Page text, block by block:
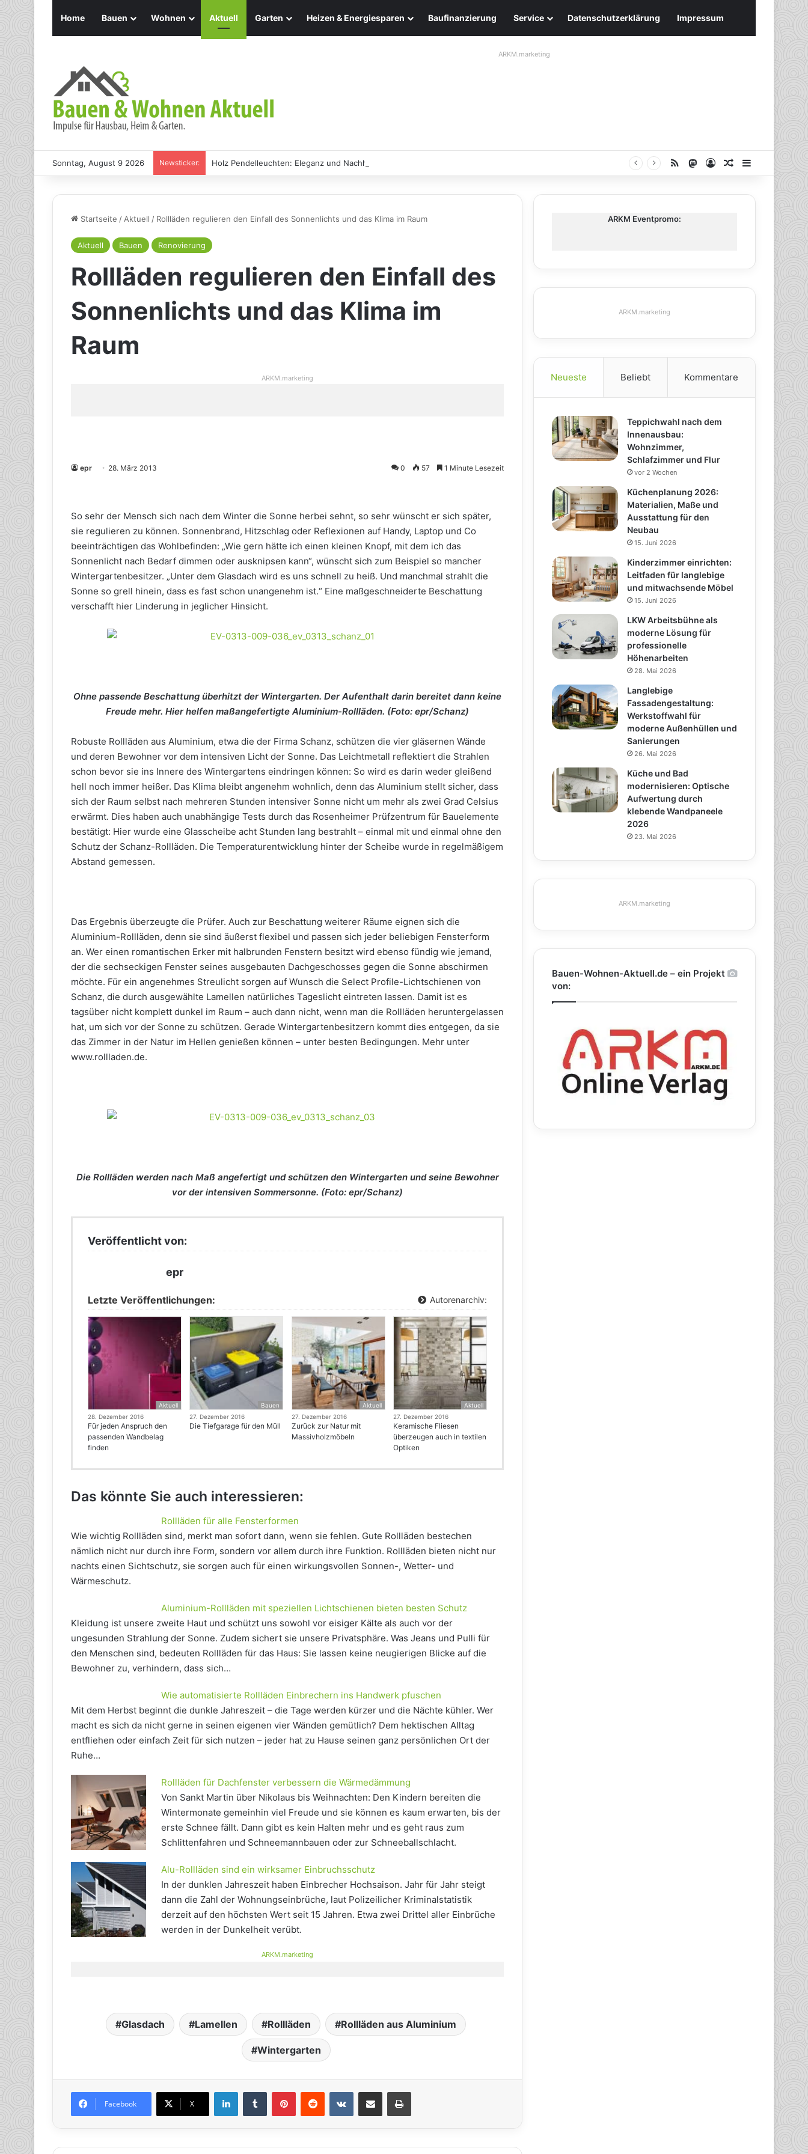
Home Bauen Wohnen Aktuell Garten Heizen & Energiesparen Baufinanzierung Service Datenschutzerklärung Impressum
ARKM.marketing
Sonntag, August 9 2026 Newsticker: Holz Pendelleuchten: Eleganz und Nachhaltigkeit für Ihr Zuhause RSS Mastodon
AnmeldenZufälliger
Startseite /Aktuell / Rollläden regulieren den Einfall des Sonnenlichts und das Klima im Raum
Aktuell Bauen Renovierung
Rollläden regulieren den Einfall des
Sonnenlichts und das Klima im
Raum
ARKM.marketing
epr 28. März 2013 0 57 1 Minute Lesezeit
So sehr der Mensch sich nach dem Winter die Sonne herbei sehnt, so sehr wünscht er sich später,
sie regulieren zu können. Sonnenbrand, Hitzschlag oder Reflexionen auf Handy, Laptop und Co
beeinträchtigen das Wohlbefinden: „Wie gern hätte ich einen kleinen Knopf, mit dem ich das
Sonnenlicht nach Bedarf dimmen oder ausknipsen kann“, wünscht sich zum Beispiel so mancher
Wintergartenbesitzer. „Unter dem Glasdach wird es uns schnell zu heiß. Und manchmal strahlt die
Sonne so grell hinein, dass es fast schon unangenehm ist.“ Eine maßgeschneiderte Beschattung
verschafft hier Linderung in jeglicher Hinsicht.
Ohne passende Beschattung überhitzt der Wintergarten. Der Aufenthalt darin bereitet dann keine
Freude mehr. Hier helfen maßangefertigte Aluminium-Rollläden. (Foto: epr/Schanz)
Robuste Rollläden aus Aluminium, etwa die der Firma Schanz, schützen die vier gläsernen Wände
und deren Bewohner vor dem intensiven Licht der Sonne. Das Leichtmetall reflektiert die Strahlen
schon bevor sie ins Innere des Wintergartens eindringen können: So wird es darin weder gleißend
hell noch immer heißer. Das Klima bleibt angenehm wohnlich, denn das Aluminium stellt sicher, dass
sich der Raum selbst nach mehreren Stunden intensiver Sonne nicht um mehr als zwei Grad Celsius
erwärmt. Dies haben auch unabhängige Tests durch das Rosenheimer Prüfzentrum für Bauelemente
bestätigt: Hier wurde eine Glasscheibe acht Stunden lang bestrahlt – einmal mit und einmal ohne den
Schutz der Schanz-Rollläden. Die Temperaturentwicklung hinter der Scheibe wurde in regelmäßigem
Abstand gemessen.
Das Ergebnis überzeugte die Prüfer. Auch zur Beschattung weiterer Räume eignen sich die
Aluminium-Rollläden, denn sie sind äußerst flexibel und passen sich jeder beliebigen Fensterform
an. Wer einen romantischen Erker mit halbrunden Fenstern besitzt wird ebenso fündig wie jemand,
der die sechseckigen Fenster seines ausgebauten Dachgeschosses gegen die Sonne abschirmen
möchte. Für ein angenehmes Streulicht sorgen auf Wunsch die Select Profile-Lichtschienen von
Schanz, die durch ausgewählte Lamellen natürliches Tageslicht eintreten lassen. Damit ist es
tagsüber nicht komplett dunkel im Raum – auch dann nicht, wenn man die Rollläden heruntergelassen
hat, um sich vor der Sonne zu schützen. Gerade Wintergartenbesitzern kommt dies entgegen, da sie
das Zimmer in der Natur im Hellen genießen können – unter besten Bedingungen. Mehr unter
www.rollladen.de.
Die Rollläden werden nach Maß angefertigt und schützen den Wintergarten und seine Bewohner
vor der intensiven Sommersonne. (Foto: epr/Schanz)
Veröffentlicht von:
epr
Letzte Veröffentlichungen: Autorenarchiv:
Aktuell
28. Dezember 2016
Für jeden Anspruch den
passenden Wandbelag
finden
Bauen
27. Dezember 2016
Die Tiefgarage für den Müll
Aktuell
27. Dezember 2016
Zurück zur Natur mit
Massivholzmöbeln
Aktuell
27. Dezember 2016
Keramische Fliesen
überzeugen auch in textilen
Optiken
Das könnte Sie auch interessieren:
Rollläden für alle Fensterformen
Wie wichtig Rollläden sind, merkt man sofort dann, wenn sie fehlen. Gute Rollläden bestechen
nämlich nicht nur durch ihre Form, sondern vor allem durch ihre Funktion. Rollläden bieten nicht nur
nachts einen Sichtschutz, sie sorgen auch für einen wirkungsvollen Sonnen-, Wetter- und
Wärmeschutz.
Aluminium-Rollläden mit speziellen Lichtschienen bieten besten Schutz
Kleidung ist unsere zweite Haut und schützt uns sowohl vor eisiger Kälte als auch vor der
ungesunden Strahlung der Sonne. Zudem sichert sie unsere Privatsphäre. Was Jeans und Pulli für
den Menschen sind, bedeuten Rollläden für das Haus: Sie lassen keine neugierigen Blicke auf die
Bewohner zu, verhindern, dass sich…
Wie automatisierte Rollläden Einbrechern ins Handwerk pfuschen
Mit dem Herbst beginnt die dunkle Jahreszeit – die Tage werden kürzer und die Nächte kühler. Wer
macht es sich da nicht gerne in seinen eigenen vier Wänden gemütlich? Dem hektischen Alltag
entfliehen oder einfach Zeit für sich nutzen – jeder hat zu Hause seinen ganz persönlichen Ort der
Ruhe…
Rollläden für Dachfenster verbessern die Wärmedämmung
Von Sankt Martin über Nikolaus bis Weihnachten: Den Kindern bereiten die
Wintermonate gemeinhin viel Freude und sie können es kaum erwarten, bis der
erste Schnee fällt. Dann gibt es kein Halten mehr und es geht raus zum
Schlittenfahren und Schneemannbauen oder zur Schneeballschlacht.
Alu-Rollläden sind ein wirksamer Einbruchsschutz
In der dunklen Jahreszeit haben Einbrecher Hochsaison. Jahr für Jahr steigt
dann die Zahl der Wohnungseinbrüche, laut Polizeilicher Kriminalstatistik
derzeit auf den höchsten Wert seit 15 Jahren. Etwa zwei Drittel aller Einbrüche
werden in der Dunkelheit verübt.
ARKM.marketing
Glasdach Lamellen Rollläden Rollläden aus Aluminium
Wintergarten
Facebook X
ARKM Eventpromo:
ARKM.marketing
Neueste Beliebt Kommentare
Teppichwahl nach dem
Innenausbau:
Wohnzimmer,
Schlafzimmer und Flur
vor 2 Wochen
Küchenplanung 2026:
Materialien, Maße und
Ausstattung für den
Neubau
15. Juni 2026
Kinderzimmer einrichten:
Leitfaden für langlebige
und mitwachsende Möbel
15. Juni 2026
LKW Arbeitsbühne als
moderne Lösung für
professionelle
Höhenarbeiten
28. Mai 2026
Langlebige
Fassadengestaltung:
Werkstoffwahl für
moderne Außenhüllen und
Sanierungen
26. Mai 2026
Küche und Bad
modernisieren: Optische
Aufwertung durch
klebende Wandpaneele
2026
23. Mai 2026
ARKM.marketing
Bauen-Wohnen-Aktuell.de – ein Projekt
von: